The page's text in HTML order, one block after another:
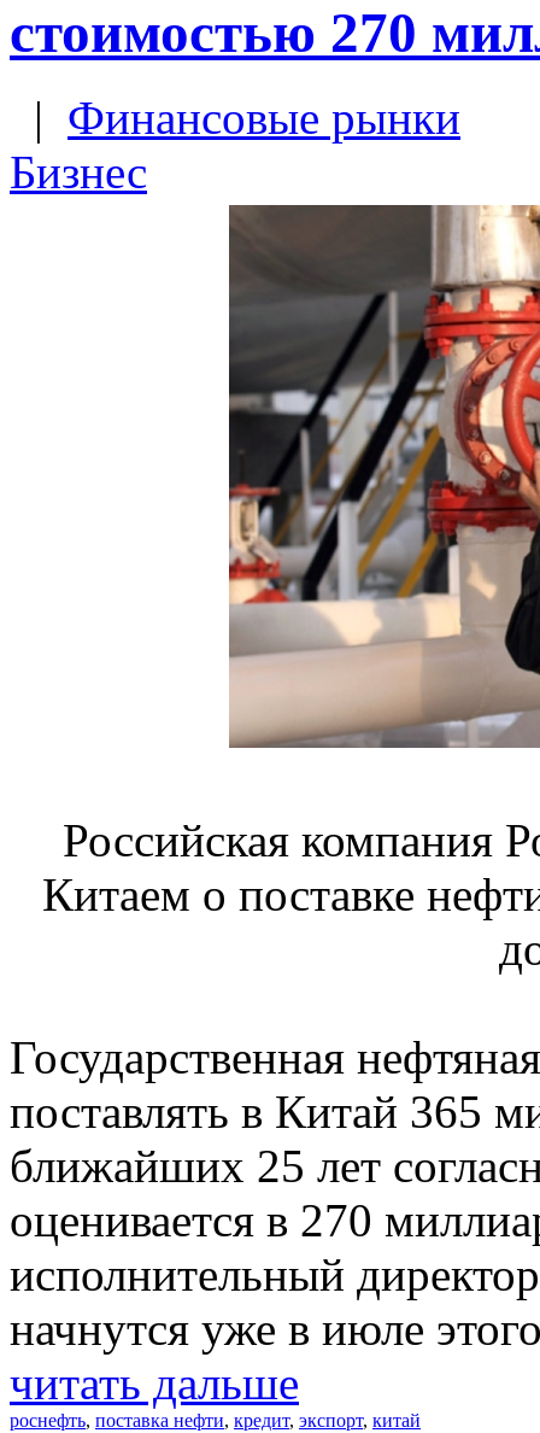
стоимостью 270
| Финансовые рынки
Бизнес
Российская компания
Китаем о поставке
Государственная
поставлять в Китай 365
ближайших 25 лет
оценивается в 270
исполнительный
начнутся уже в июле
читать дальше
роснефть, поставка нефти, кредит, экспорт, китай